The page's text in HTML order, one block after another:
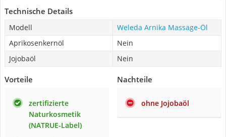
Technische Details
Modell
Weleda Arnika Massage-Öl
Aprikosenkernöl
Nein
Jojobaöl
Nein
Vorteile
zertifizierte
Naturkosmetik
(NATRUE-Label)
Nachteile
ohne Jojobaöl